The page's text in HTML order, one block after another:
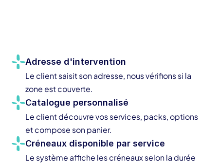
Adresse d'intervention
Le client saisit son adresse, nous vérifions si la
zone est couverte.
Catalogue personnalisé
Le client découvre vos services, packs, options
et compose son panier.
Créneaux disponible par service
Le système affiche les créneaux selon la durée